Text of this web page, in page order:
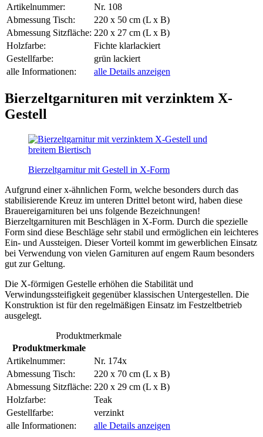
Artikelnummer:
Nr. 108
Abmessung Tisch:
220 x 50 cm (L x B)
Abmessung Sitzfläche: 220 x 27 cm (L x B)
Holzfarbe:
Fichte klarlackiert
Gestellfarbe:
grün lackiert
alle Informationen:
alle Details anzeigen
Bierzeltgarnituren mit verzinktem X-
Gestell
Bierzeltgarnitur mit Gestell in X-Form
Aufgrund einer x-ähnlichen Form, welche besonders durch das
stabilisierende Kreuz im unteren Drittel betont wird, haben diese
Brauereigarnituren bei uns folgende Bezeichnungen!
Bierzeltgarnituren mit Beschlägen in X-Form. Durch die spezielle
Form sind diese Beschläge sehr stabil und ermöglichen ein leichteres
Ein- und Aussteigen. Dieser Vorteil kommt im gewerblichen Einsatz
bei Verwendung von vielen Garnituren auf engem Raum besonders
gut zur Geltung.
Die X-förmigen Gestelle erhöhen die Stabilität und
Verwindungssteifigkeit gegenüber klassischen Untergestellen. Die
Konstruktion ist für den regelmäßigen Einsatz im Festzeltbetrieb
ausgelegt.
Produktmerkmale
Produktmerkmale
Artikelnummer:
Nr. 174x
Abmessung Tisch:
220 x 70 cm (L x B)
Abmessung Sitzfläche: 220 x 29 cm (L x B)
Holzfarbe:
Teak
Gestellfarbe:
verzinkt
alle Informationen:
alle Details anzeigen